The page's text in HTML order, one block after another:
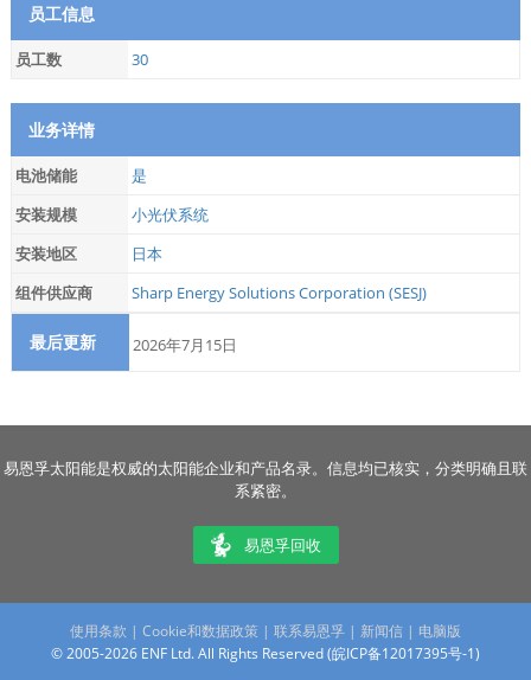
员工信息
员工数 30
业务详情
电池储能
是
安装规模
小光伏系统
安装地区
日本
组件供应商
Sharp Energy Solutions Corporation (SESJ)
最后更新 2026年7月15日
易恩孚太阳能是权威的太阳能企业和产品名录。信息均已核实，分类明确且联
系紧密。
易恩孚回收
使用条款 | Cookie和数据政策 | 联系易恩孚 | 新闻信 | 电脑版
© 2005-2026 ENF Ltd. All Rights Reserved (皖ICP备12017395号-1)